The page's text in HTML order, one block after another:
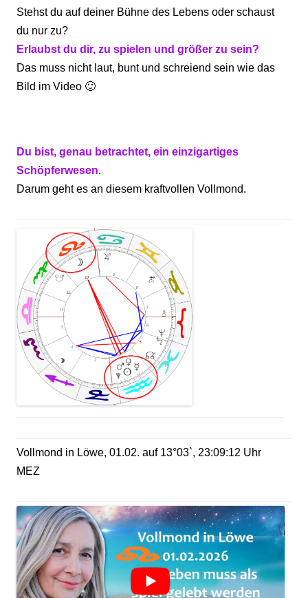
Stehst du auf deiner Bühne des Lebens oder schaust
du nur zu?
Erlaubst du dir, zu spielen und größer zu sein?
Das muss nicht laut, bunt und schreiend sein wie das
Bild im Video 🙂
Du bist, genau betrachtet, ein einzigartiges
Schöpferwesen.
Darum geht es an diesem kraftvollen Vollmond.
Vollmond in Löwe, 01.02. auf 13°03`, 23:09:12 Uhr
MEZ